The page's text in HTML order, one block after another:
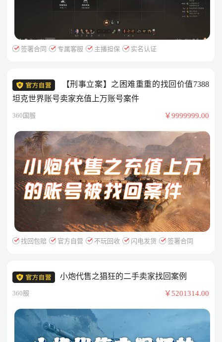
签署合同 专属客服 主播担保 实名认证
【刑事立案】之困难重重的找回价值7388
坦克世界账号卖家充值上万账号案件
360国服 ￥9999999.00
找回包赔 官方自营 不玩回收 闪电发货 签署合同
小炮代售之猖狂的二手卖家找回案例
360服 ￥5201314.00